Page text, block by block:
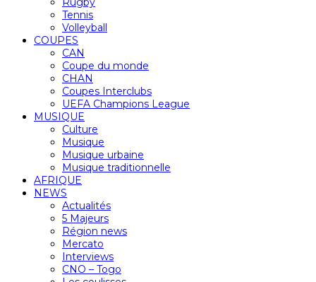
Tennis
Volleyball
COUPES
CAN
Coupe du monde
CHAN
Coupes Interclubs
UEFA Champions League
MUSIQUE
Culture
Musique
Musique urbaine
Musique traditionnelle
AFRIQUE
NEWS
Actualités
5 Majeurs
Région news
Mercato
Interviews
CNO – Togo